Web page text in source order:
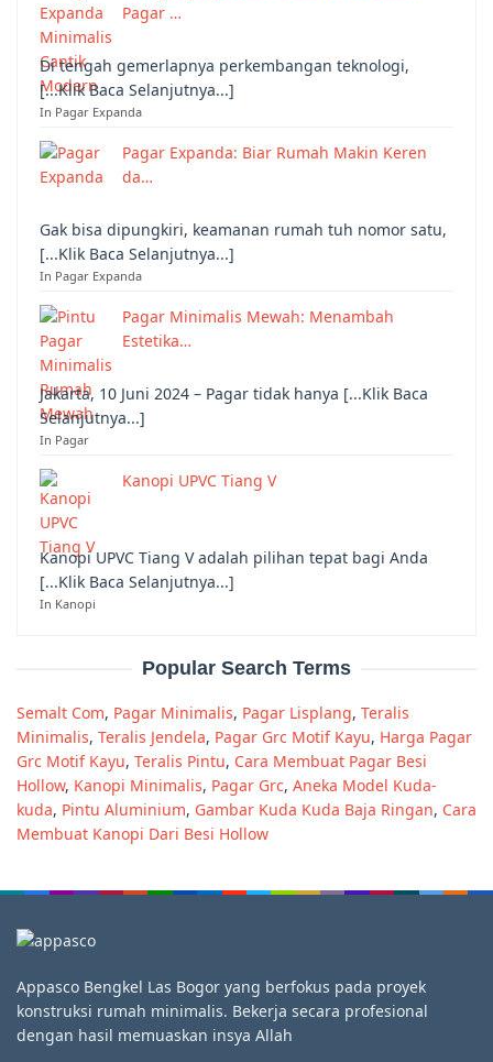
Pagar …
Di tengah gemerlapnya perkembangan teknologi,
[...Klik Baca Selanjutnya...]
In Pagar Expanda
Pagar Expanda: Biar Rumah Makin Keren
da…
Gak bisa dipungkiri, keamanan rumah tuh nomor satu,
[...Klik Baca Selanjutnya...]
In Pagar Expanda
Pagar Minimalis Mewah: Menambah
Estetika…
Jakarta, 10 Juni 2024 – Pagar tidak hanya [...Klik Baca
Selanjutnya...]
In Pagar
Kanopi UPVC Tiang V
Kanopi UPVC Tiang V adalah pilihan tepat bagi Anda
[...Klik Baca Selanjutnya...]
In Kanopi
Popular Search Terms
Semalt Com, Pagar Minimalis, Pagar Lisplang, Teralis
Minimalis, Teralis Jendela, Pagar Grc Motif Kayu, Harga Pagar
Grc Motif Kayu, Teralis Pintu, Cara Membuat Pagar Besi
Hollow, Kanopi Minimalis, Pagar Grc, Aneka Model Kuda-
kuda, Pintu Aluminium, Gambar Kuda Kuda Baja Ringan, Cara
Membuat Kanopi Dari Besi Hollow
Appasco Bengkel Las Bogor yang berfokus pada proyek
konstruksi rumah minimalis. Bekerja secara profesional
dengan hasil memuaskan insya Allah